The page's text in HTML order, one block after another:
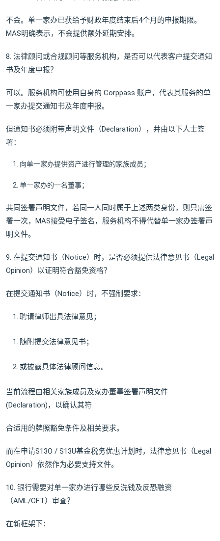
不会。单一家办已获给予财政年度结束后4个月的申报期限。
MAS明确表示，不会提供额外延期安排。
8. 法律顾问或合规顾问等服务机构，是否可以代表客户提交通知
书及年度申报？
可以。服务机构可使用自身的 Corppass 账户，代表其服务的单
一家办提交通知书及年度申报。
但通知书必须附带声明文件（Declaration），并由以下人士签
署：
向单一家办提供资产进行管理的家族成员；
单一家办的一名董事；
共同签署声明文件，若同一人同时属于上述两类身份，则只需签
署一次，MAS接受电子签名，服务机构不得代替单一家办签署声
明文件。
9. 在提交通知书（Notice）时，是否必须提供法律意见书（Legal
Opinion）以证明符合豁免资格？
在提交通知书（Notice）时，不强制要求：
聘请律师出具法律意见；
随附提交法律意见书；
或披露具体法律顾问信息。
当前流程由相关家族成员及家办董事签署声明文件
(Declaration)，以确认其符
合适用的牌照豁免条件及相关要求。
而在申请S13O / S13U基金税务优惠计划时，法律意见书（Legal
Opinion）依然作为必要支持文件。
10. 银行需要对单一家办进行哪些反洗钱及反恐融资
（AML/CFT）审查？
在新框架下：